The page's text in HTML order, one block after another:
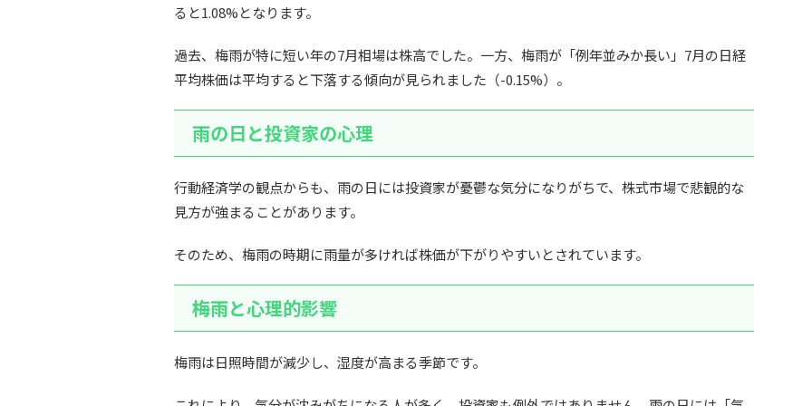
ると1.08%となります。
過去、梅雨が特に短い年の7月相場は株高でした。一方、梅雨が「例年並みか長い」7月の日経
平均株価は平均すると下落する傾向が見られました（-0.15%）。
雨の日と投資家の心理
行動経済学の観点からも、雨の日には投資家が憂鬱な気分になりがちで、株式市場で悲観的な
見方が強まることがあります。
そのため、梅雨の時期に雨量が多ければ株価が下がりやすいとされています。
梅雨と心理的影響
梅雨は日照時間が減少し、湿度が高まる季節です。